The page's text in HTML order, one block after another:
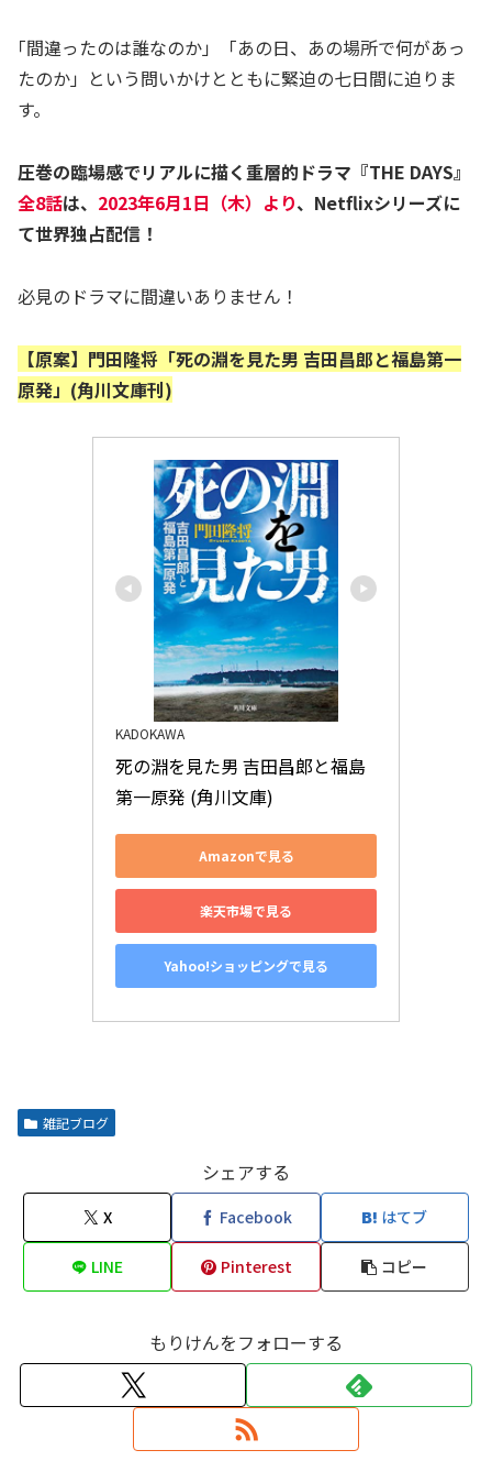
｢間違ったのは誰なのか」「あの日、あの場所で何があっ
たのか」という問いかけとともに緊迫の七日間に迫りま
す。
圧巻の臨場感でリアルに描く重層的ドラマ『THE DAYS』
全8話は、 2023年6月1日（木）より、Netflixシリーズに
て世界独占配信！
必見のドラマに間違いありません！
【原案】門田隆将「死の淵を見た男 吉田昌郎と福島第一
原発」(角川文庫刊)
KADOKAWA
死の淵を見た男 吉田昌郎と福島
第一原発 (角川文庫)
Amazonで見る
楽天市場で見る
Yahoo!ショッピングで見る
雑記ブログ
シェアする
X Facebook はてブ
LINE Pinterest コピー
もりけんをフォローする